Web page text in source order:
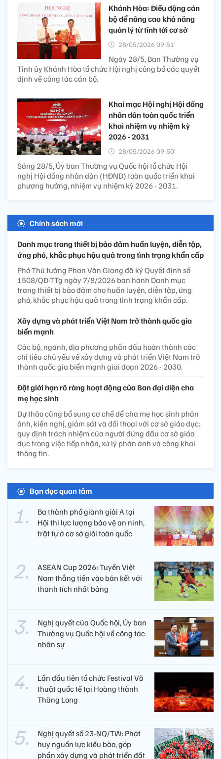
Khánh Hòa: Điều động cán
bộ để nâng cao khả năng
quản lý từ tỉnh tới cơ sở
28/05/2026 09:51’
Ngày 28/5, Ban Thường vụ
Tỉnh ủy Khánh Hòa tổ chức Hội nghị công bố các quyết
định về công tác cán bộ.
Khai mạc Hội nghị Hội đồng
nhân dân toàn quốc triển
khai nhiệm vụ nhiệm kỳ
2026 - 2031
28/05/2026 09:50’
Sáng 28/5, Ủy ban Thường vụ Quốc hội tổ chức Hội
nghị Hội đồng nhân dân (HĐND) toàn quốc triển khai
phương hướng, nhiệm vụ nhiệm kỳ 2026 - 2031.
Chính sách mới
Danh mục trang thiết bị bảo đảm huấn luyện, diễn tập,
ứng phó, khắc phục hậu quả trong tình trạng khẩn cấp
Phó Thủ tướng Phan Văn Giang đã ký Quyết định số
1508/QĐ-TTg ngày 7/8/2026 ban hành Danh mục
trang thiết bị bảo đảm cho huấn luyện, diễn tập, ứng
phó, khắc phục hậu quả trong tình trạng khẩn cấp.
Xây dựng và phát triển Việt Nam trở thành quốc gia
biển mạnh
Các bộ, ngành, địa phương phấn đấu hoàn thành các
chỉ tiêu chủ yếu về xây dựng và phát triển Việt Nam trở
thành quốc gia biển mạnh giai đoạn 2026 - 2030.
Đặt giới hạn rõ ràng hoạt động của Ban đại diện cha
mẹ học sinh
Dự thảo cũng bổ sung cơ chế để cha mẹ học sinh phản
ánh, kiến nghị, giám sát và đối thoại với cơ sở giáo dục;
quy định trách nhiệm của người đứng đầu cơ sở giáo
dục trong việc tiếp nhận, xử lý phản ánh và công khai
thông tin.
Bạn đọc quan tâm
Ba thành phố giành giải A tại
Hội thi lực lượng bảo vệ an ninh,
trật tự ở cơ sở giỏi toàn quốc
ASEAN Cup 2026: Tuyển Việt
Nam thẳng tiến vào bán kết với
thành tích nhất bảng
Nghị quyết của Quốc hội, Ủy ban
Thường vụ Quốc hội về công tác
nhân sự
Lần đầu tiên tổ chức Festival Võ
thuật quốc tế tại Hoàng thành
Thăng Long
Nghị quyết số 23-NQ/TW: Phát
huy nguồn lực kiều bào, góp
phần xây dựng và phát triển đất